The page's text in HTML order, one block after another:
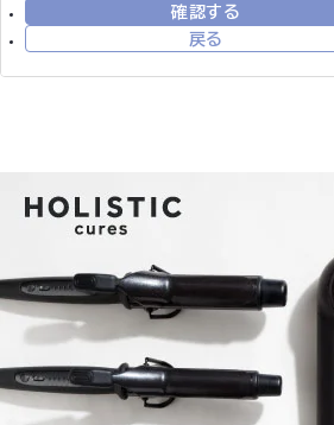
戻る
確認する